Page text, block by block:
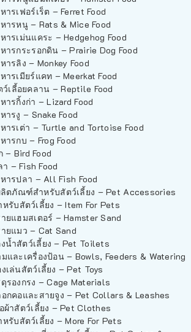
ารเฟอร์เร็ต – Ferret Food
ารหนู – Rats & Mice Food
ารเม่นแคระ – Hedgehog Food
ารกระรอกดิน – Prairie Dog Food
ารลิง – Monkey Food
ารเมียร์แคท – Meerkat Food
เลี้อยคลาน – Reptile Food
ารกิ้งก่า – Lizard Food
ารงู – Snake Food
ารเต่า – Turtle and Tortoise Food
ารกบ – Frog Food
– Bird Food
– Fish Food
ารปลา – All Fish Food
ตภัณฑ์สำหรับสัตว์เลี้ยง – Pet Accessories
รับสัตว์เลี้ยง – Item For Pets
ยแฮมสเตอร์ – Hamster Sand
ยแมว – Cat Sand
น้ำสัตว์เลี้ยง – Pet Toilets
และเครื่องป้อน – Bowls, Feeders & Watering
เล่นสัตว์เลี้ยง – Pet Toys
รองกรง – Cage Materials
กคอและสายจูง – Pet Collars & Leashes
ผ้าสัตว์เลี้ยง – Pet Clothes
รับสัตว์เลี้ยง – More For Pets